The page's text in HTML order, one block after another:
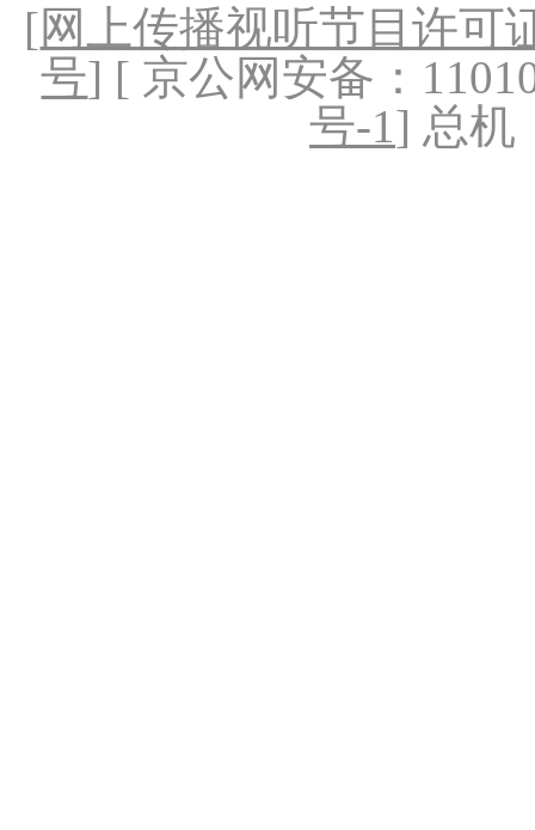
[网上传播视听节目许可
号] [ 京公网安备：
号-1] 总机